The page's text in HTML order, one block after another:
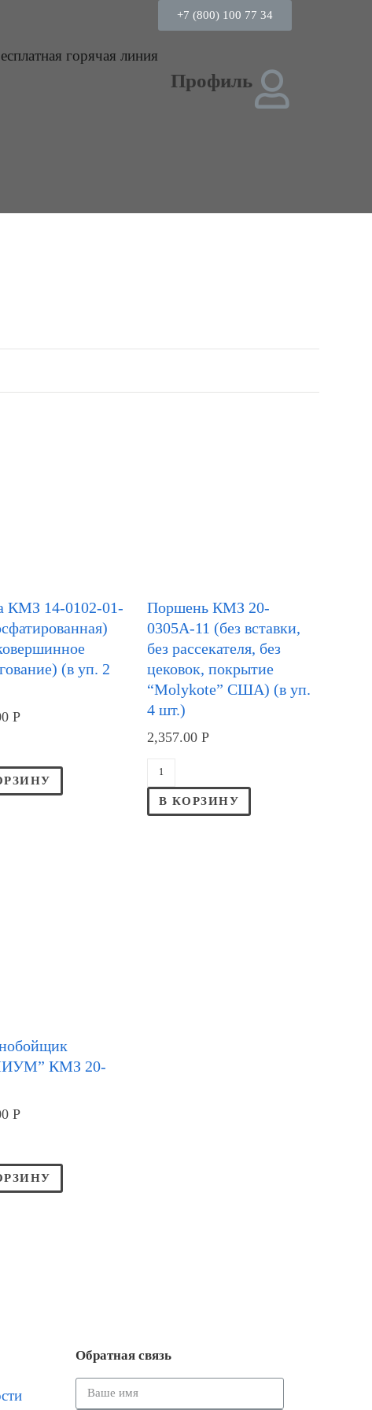
+7 (800) 100 77 34
горячая линия
Профиль
КМЗ 14-0102-01-
(в уп. 2
Р
Поршень КМЗ 20-
0305А-11 (без вставки,
без рассекателя, без
цековок, покрытие
“Molykote” США) (в уп.
4 шт.)
2,357.00 Р
В КОРЗИНУ
КМЗ 20-
Р
Обратная связь